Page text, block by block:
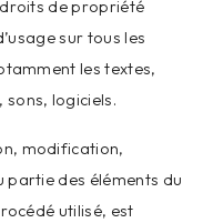
de propriété
sur tous les
les textes,
logiciels.
modification,
des éléments du
utilisé, est